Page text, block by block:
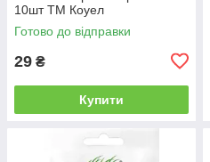
10шт ТМ Коуел
Готово до відправки
29 ₴
Купити